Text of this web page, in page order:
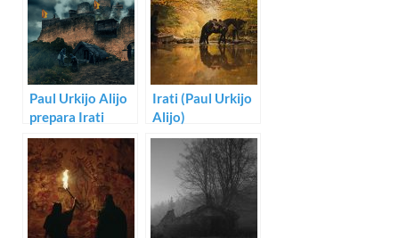
Paul Urkijo Alijo
prepara Irati
Irati (Paul Urkijo
Alijo)